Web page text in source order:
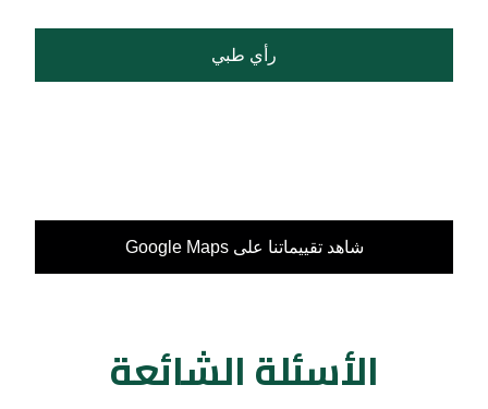
رأي طبي
شاهد تقييماتنا على Google Maps
الأسئلة الشائعة